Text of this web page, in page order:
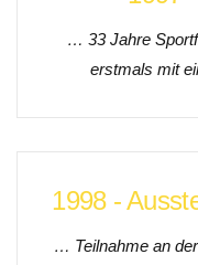
… 33 Jahre
erstmals mit
1998 -
… Teilnahme an